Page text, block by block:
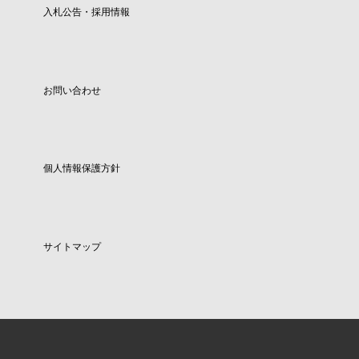
入札公告・採用情報
お問い合わせ
個人情報保護方針
サイトマップ